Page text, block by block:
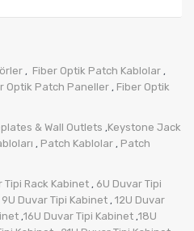
, Fiber Optik Patch Kablolar ,
Optik Patch Paneller , Fiber Optik
& Wall Outlets ,Keystone Jack
, Patch Kablolar , Patch
Tipi Rack Kabinet , 6U Duvar Tipi
9U Duvar Tipi Kabinet , 12U Duvar
,16U Duvar Tipi Kabinet ,18U